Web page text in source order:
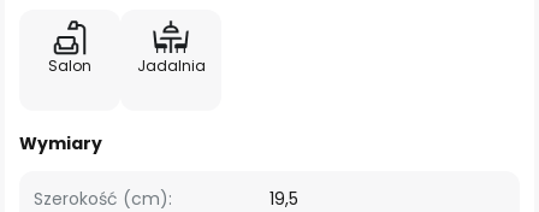
Salon Jadalnia
Wymiary
Szerokość (cm): 19,5